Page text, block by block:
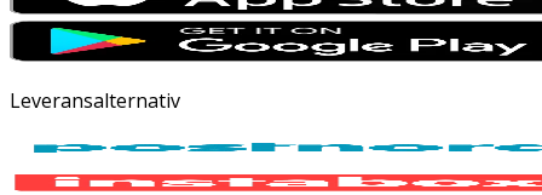
Leveransalternativ